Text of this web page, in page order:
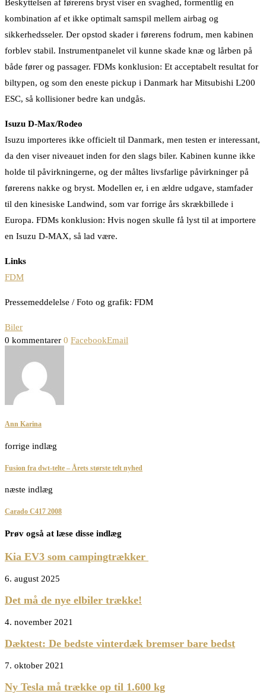
Beskyttelsen af førerens bryst viser en svaghed, formentlig en
kombination af et ikke optimalt samspil mellem airbag og
sikkerhedsseler. Der opstod skader i førerens fodrum, men kabinen
forblev stabil. Instrumentpanelet vil kunne skade knæ og lårben på
både fører og passager. FDMs konklusion: Et acceptabelt resultat for
biltypen, og som den eneste pickup i Danmark har Mitsubishi L200
ESC, så kollisioner bedre kan undgås.
Isuzu D-Max/Rodeo
Isuzu importeres ikke officielt til Danmark, men testen er interessant,
da den viser niveauet inden for den slags biler. Kabinen kunne ikke
holde til påvirkningerne, og der måltes livsfarlige påvirkninger på
førerens nakke og bryst. Modellen er, i en ældre udgave, stamfader
til den kinesiske Landwind, som var forrige års skrækbillede i
Europa. FDMs konklusion: Hvis nogen skulle få lyst til at importere
en Isuzu D-MAX, så lad være.
Links
FDM
Pressemeddelelse / Foto og grafik: FDM
Biler
0 kommentarer 0 FacebookEmail
Ann Karina
forrige indlæg
Fusion fra dwt-telte – Årets største telt nyhed
næste indlæg
Carado C417 2008
Prøv også at læse disse indlæg
Kia EV3 som campingtrækker
6. august 2025
Det må de nye elbiler trække!
4. november 2021
Dæktest: De bedste vinterdæk bremser bare bedst
7. oktober 2021
Ny Tesla må trække op til 1.600 kg